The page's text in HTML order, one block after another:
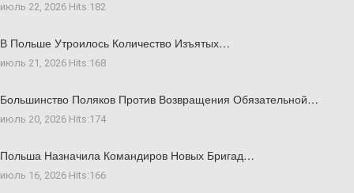
июль 22, 2026 Hits:182
В Польше Утроилось Количество Изъятых…
июль 21, 2026 Hits:168
Большинство Поляков Против Возвращения Обязательной…
июль 20, 2026 Hits:174
Польша Назначила Командиров Новых Бригад…
июль 16, 2026 Hits:166